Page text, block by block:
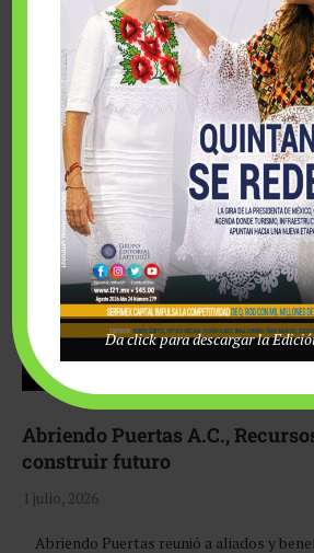
Fairmont Mayakoba y Make-A-Wish
esfuerzos para hacer realidad el deseo de
Abriendo Puertas A.C.,
construir futuro
1 julio, 2026
Abriendo Puertas reunió a aliados y
Da click para descargar la